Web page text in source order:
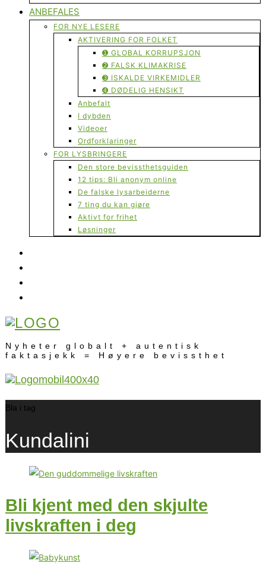
ANBEFALES
FOR NYE LESERE
AKTIVERING FOR FOLKET
➊ GLOBAL KORRUPSJON
➋ FALSK KLIMAKRISE
➌ ISKALDE VIRKEMIDLER
➍ DØDELIG HENSIKT
Anbefalt
I dybden
Videoer
Ordforklaringer
FOR LYSBRINGERE
Den store bevissthetsguiden
12 tips: Bli anonym online
De falske lysarbeiderne
7 ting du kan gjøre
Aktivt for frihet
Løsninger
Nyheter globalt + autentisk
faktasjekk = Høyere bevissthet
Bla i tag
Kundalini
Bli kjent med den skjulte
livskraften i deg